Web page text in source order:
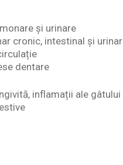
și urinare
cronic, intestinal și urinar
dentare
inflamații ale gâtului